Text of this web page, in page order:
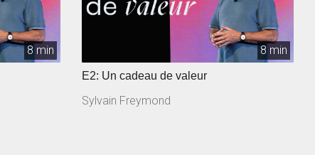
8 min 8 min
E2: Un cadeau de valeur
Sylvain Freymond